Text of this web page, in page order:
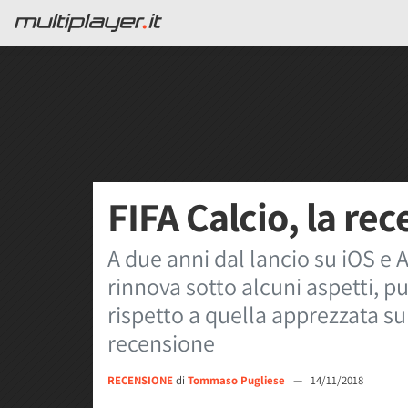
FIFA Calcio, la
A due anni dal lancio su iOS e
rinnova sotto alcuni aspetti,
rispetto a quella apprezzata
recensione
RECENSIONEdi Tommaso Pugliese — 14/11/2018